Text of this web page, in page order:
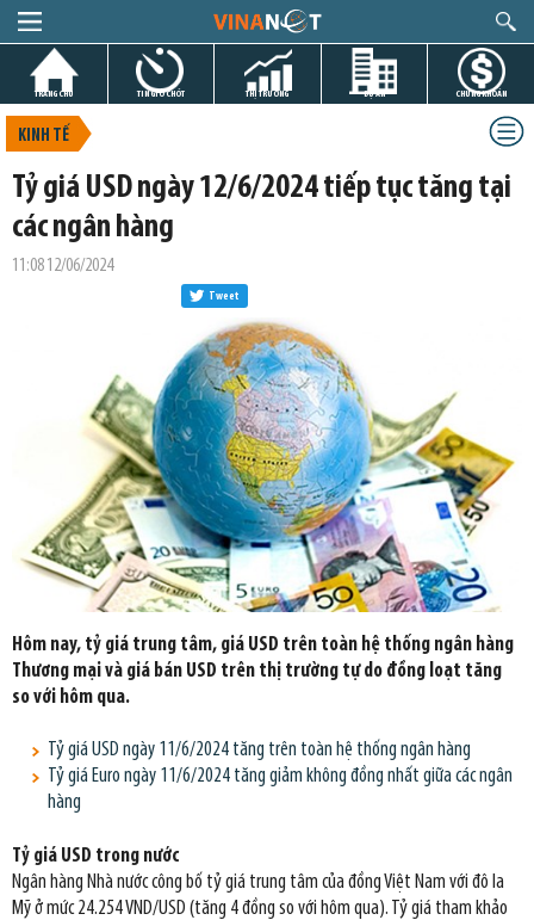
TRANG CHỦ TIN GIỜ CHÓT THỊ TRƯỜNG DỰ ÁN CHỨNG KHOÁN
KINH TẾ
Tỷ giá USD ngày 12/6/2024 tiếp tục tăng tại
các ngân hàng
11:08 12/06/2024
Tweet
Hôm nay, tỷ giá trung tâm, giá USD trên toàn hệ thống ngân hàng
Thương mại và giá bán USD trên thị trường tự do đồng loạt tăng
so với hôm qua.
Tỷ giá USD ngày 11/6/2024 tăng trên toàn hệ thống ngân hàng
Tỷ giá Euro ngày 11/6/2024 tăng giảm không đồng nhất giữa các ngân
hàng
Tỷ giá USD trong nước
Ngân hàng Nhà nước công bố tỷ giá trung tâm của đồng Việt Nam với đô la
Mỹ ở mức 24.254 VND/USD (tăng 4 đồng so với hôm qua). Tỷ giá tham khảo